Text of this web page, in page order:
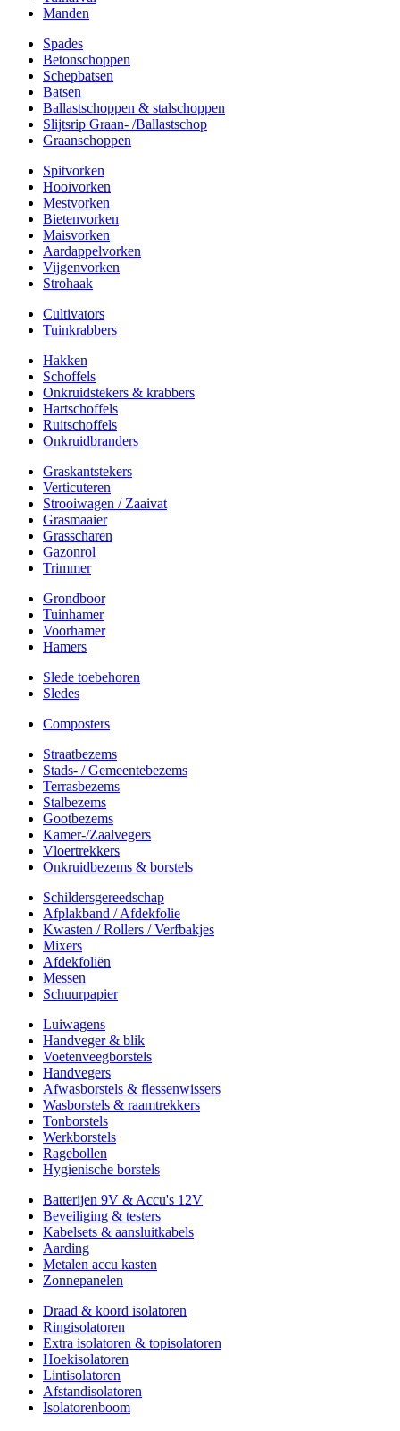
Manden
Spades
Betonschoppen
Schepbatsen
Batsen
Ballastschoppen & stalschoppen
Slijtsrip Graan- /Ballastschop
Graanschoppen
Spitvorken
Hooivorken
Mestvorken
Bietenvorken
Maisvorken
Aardappelvorken
Vijgenvorken
Strohaak
Cultivators
Tuinkrabbers
Hakken
Schoffels
Onkruidstekers & krabbers
Hartschoffels
Ruitschoffels
Onkruidbranders
Graskantstekers
Verticuteren
Strooiwagen / Zaaivat
Grasmaaier
Grasscharen
Gazonrol
Trimmer
Grondboor
Tuinhamer
Voorhamer
Hamers
Slede toebehoren
Sledes
Composters
Straatbezems
Stads- / Gemeentebezems
Terrasbezems
Stalbezems
Gootbezems
Kamer-/Zaalvegers
Vloertrekkers
Onkruidbezems & borstels
Schildersgereedschap
Afplakband / Afdekfolie
Kwasten / Rollers / Verfbakjes
Mixers
Afdekfoliën
Messen
Schuurpapier
Luiwagens
Handveger & blik
Voetenveegborstels
Handvegers
Afwasborstels & flessenwissers
Wasborstels & raamtrekkers
Tonborstels
Werkborstels
Ragebollen
Hygienische borstels
Batterijen 9V & Accu's 12V
Beveiliging & testers
Kabelsets & aansluitkabels
Aarding
Metalen accu kasten
Zonnepanelen
Draad & koord isolatoren
Ringisolatoren
Extra isolatoren & topisolatoren
Hoekisolatoren
Lintisolatoren
Afstandisolatoren
Isolatorenboom